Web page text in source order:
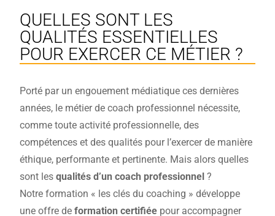
QUELLES SONT LES
QUALITÉS ESSENTIELLES
POUR EXERCER CE MÉTIER ?
Porté par un engouement médiatique ces dernières
années, le métier de coach professionnel nécessite,
comme toute activité professionnelle, des
compétences et des qualités pour l’exercer de manière
éthique, performante et pertinente. Mais alors quelles
sont lesqualités d’un coach professionnel ?
Notre formation « les clés du coaching » développe
une offre deformation certifiée pour accompagner